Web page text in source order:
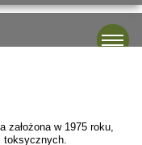
założona w 1975 roku,
toksycznych.